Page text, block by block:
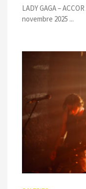
LADY GAGA –
novembre 2025 ...